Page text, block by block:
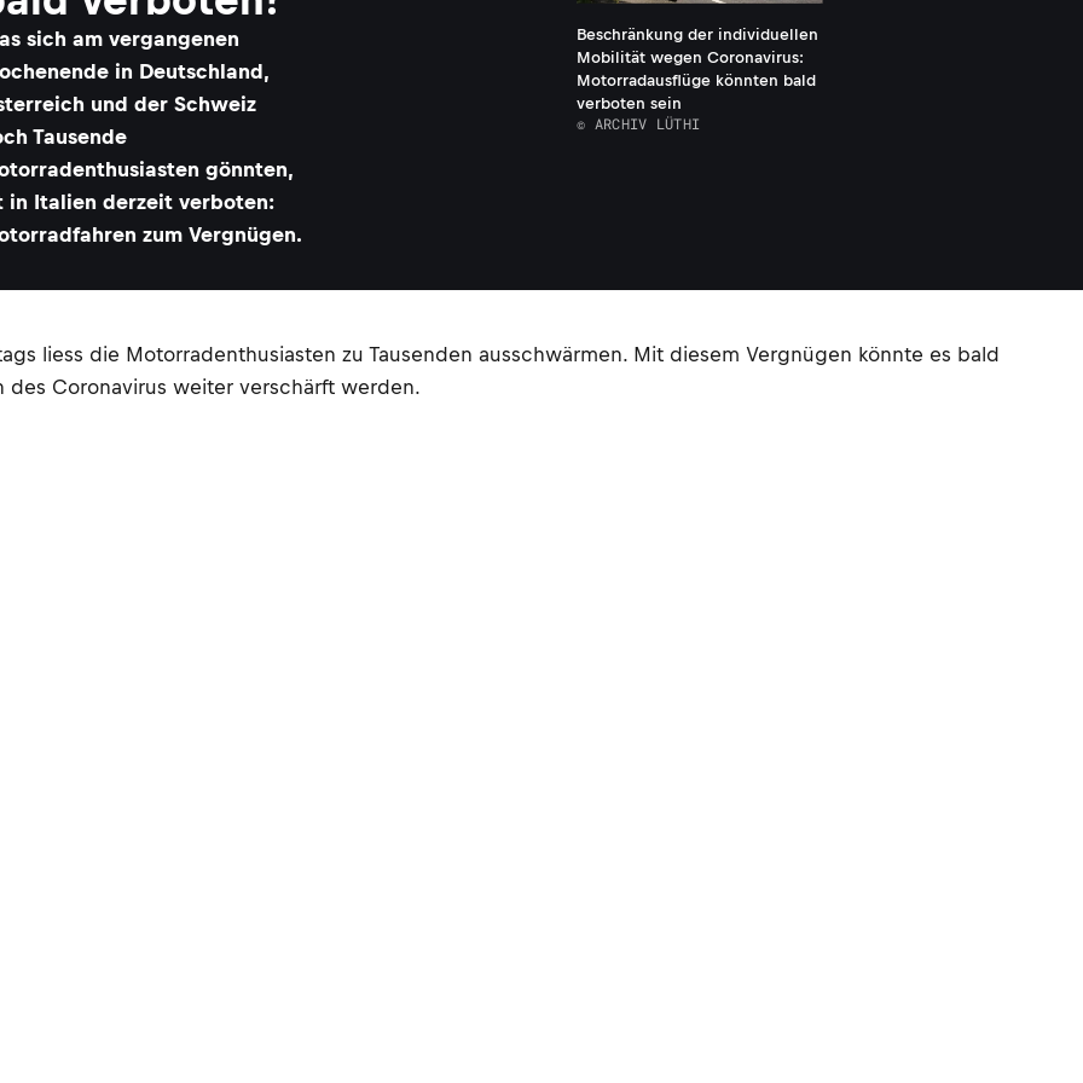
sich am vergangenen
in Deutschland,
und der Schweiz
Tausende
gönnten,
in Italien derzeit verboten:
zum Vergnügen.
Beschränkung der individuellen
Mobilität wegen Coronavirus:
Motorradausflüge könnten bald
verboten sein
© ARCHIV LÜTHI
liess die Motorradenthusiasten zu Tausenden ausschwärmen. Mit diesem Vergnügen könnte es bald
Coronavirus weiter verschärft werden.